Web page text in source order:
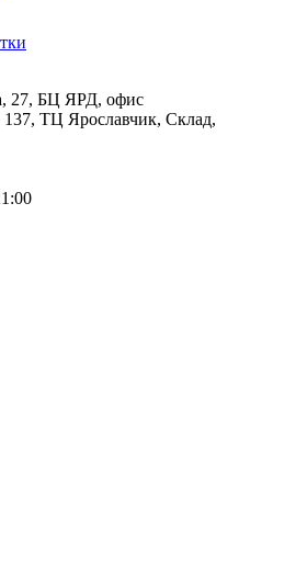
27, БЦ ЯРД, офис
ТЦ Ярославчик, Склад,